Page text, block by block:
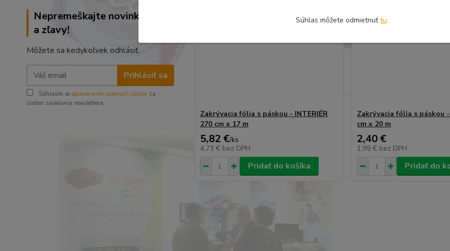
Nepremeškajte novinky, akcie
a zľavy!
Môžete sa kedykoľvek odhlásiť.
Prihlásiť sa
Súhlasím so spracovaním osobných údajov za
účelom zasielania newslettera.
Zakrývacia fólia s páskou - INTERIÉR
270 cm x 17 m
5,82 €/ks
4,73 € bez DPH
Pridať do košíka
Zakrývacia fólia s páskou -
cm x 20 m
2,40 €
1,95 € bez DPH
Pridať do
Súhlas môžete odmietnuť tu.